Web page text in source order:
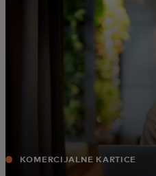
Za inovatore
Novosti i trendovi
KOMERCIJALNE KARTICE